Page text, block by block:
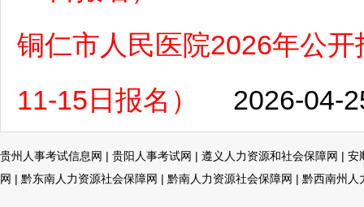
铜仁市人民医院2026年公
11-15日报名）
2026-04-
贵州人事考试信息网 | 贵阳人事考试网 | 遵义人力资源和社会保障网 | 安
网 | 黔东南人力资源社会保障网 | 黔南人力资源社会保障网 | 黔西南州人